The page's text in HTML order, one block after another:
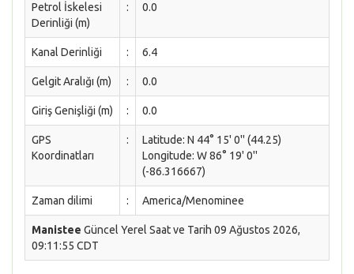
Petrol İskelesi
Derinliği (m)
: 0.0
Kanal Derinliği : 6.4
Gelgit Aralığı (m) : 0.0
Giriş Genişliği (m) : 0.0
GPS
Koordinatları
:
Latitude: N 44° 15' 0'' (44.25)
Longitude: W 86° 19' 0''
(-86.316667)
Zaman dilimi : America/Menominee
Manistee Güncel Yerel Saat ve Tarih 09 Ağustos 2026,
09:11:55 CDT